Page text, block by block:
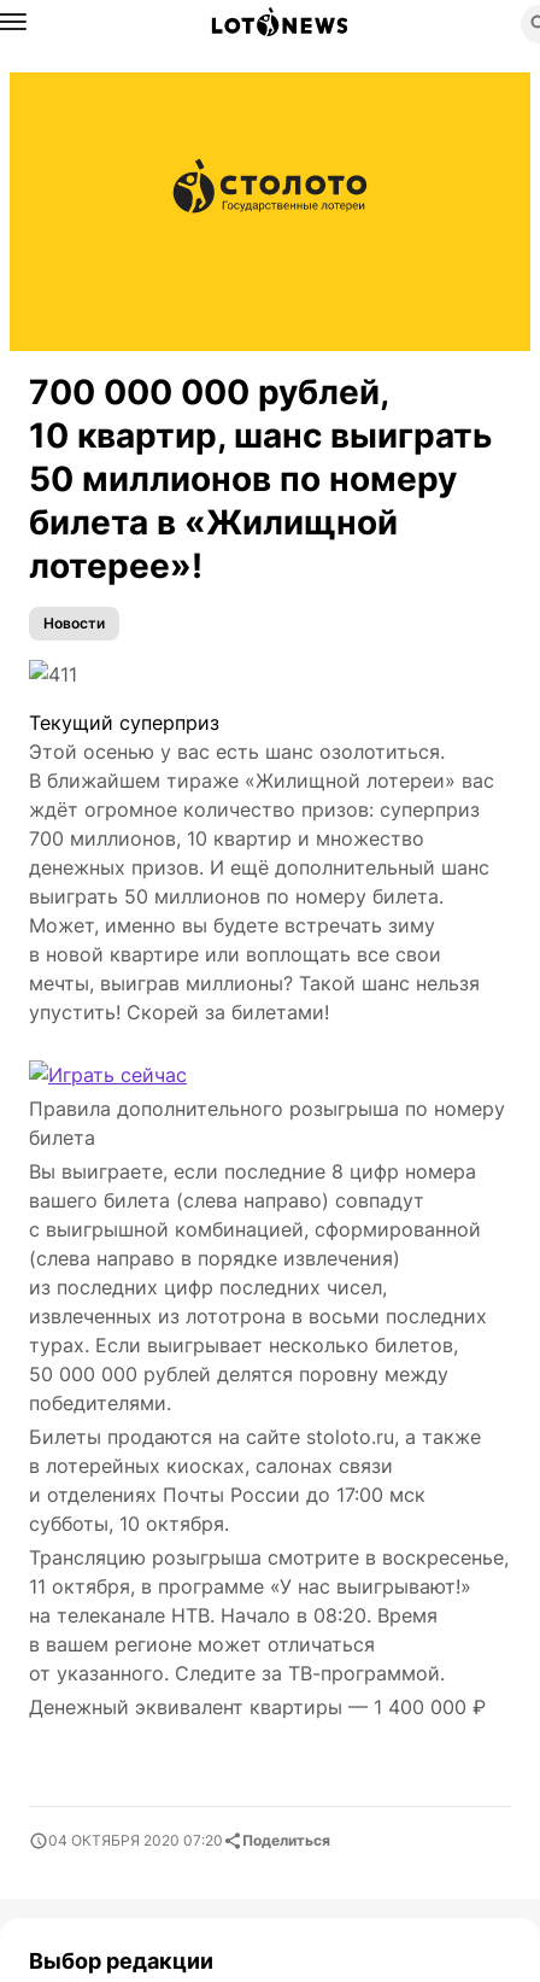
Назад
700 000 000 рублей,
10 квартир, шанс выиграть
50 миллионов по номеру
билета в «Жилищной
лотерее»!
Новости
Текущий суперприз
Этой осенью у вас есть шанс озолотиться.
В ближайшем тираже «Жилищной лотереи» вас
ждёт огромное количество призов: суперприз
700 миллионов, 10 квартир и множество
денежных призов. И ещё дополнительный шанс
выиграть 50 миллионов по номеру билета.
Может, именно вы будете встречать зиму
в новой квартире или воплощать все свои
мечты, выиграв миллионы? Такой шанс нельзя
упустить! Скорей за билетами!
Правила дополнительного розыгрыша по номеру
билета
Вы выиграете, если последние 8 цифр номера
вашего билета (слева направо) совпадут
с выигрышной комбинацией, сформированной
(слева направо в порядке извлечения)
из последних цифр последних чисел,
извлеченных из лототрона в восьми последних
турах. Если выигрывает несколько билетов,
50 000 000 рублей делятся поровну между
победителями.
Билеты продаются на сайте stoloto.ru, а также
в лотерейных киосках, салонах связи
и отделениях Почты России до 17:00 мск
субботы, 10 октября.
Трансляцию розыгрыша смотрите в воскресенье,
11 октября, в программе «У нас выигрывают!»
на телеканале НТВ. Начало в 08:20. Время
в вашем регионе может отличаться
от указанного. Следите за ТВ-программой.
Денежный эквивалент квартиры — 1 400 000 ₽
04 ОКТЯБРЯ 2020 07:20 Поделиться
Выбор редакции